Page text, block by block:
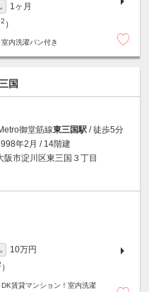
1ヶ月
2 ）
内洗濯パン付き
国
御堂筋線東三国駅 / 徒歩5分
年2月 / 14階建
阪市淀川区東三国３丁目
10万円
）
賃貸マンション！室内洗濯